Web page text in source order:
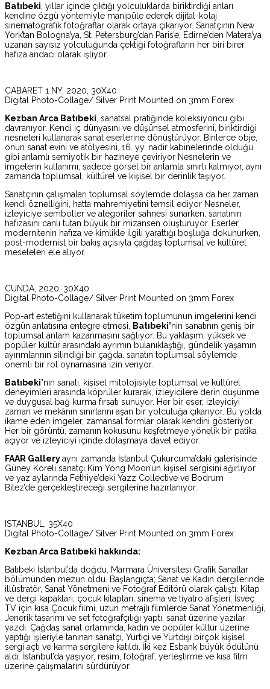
Batıbeki , yıllar içinde çıktığı yolculuklarda biriktirdiği anları
kendine özgü yöntemiyle manipüle ederek dijital-kolaj
sinematografik fotoğraflar olarak ortaya çıkarıyor. Sanatçının New
York’tan Bologna’ya, St. Petersburg’dan Paris’e, Edirne’den Matera’ya
uzanan sayısız yolculuğunda çektiği fotoğrafların her biri birer
hafıza andacı olarak işliyor.
CABARET 1 NY, 2020, 30X40
Digital Photo-Collage/ Silver Print Mounted on 3mm Forex
Kezban Arca Batıbeki , sanatsal pratiğinde koleksiyoncu gibi
davranıyor. Kendi iç dünyasını ve düşünsel atmosferini, biriktirdiği
nesneleri kullanarak sanat eserlerine dönüştürüyor. Binlerce obje,
onun sanat evini ve atölyesini, 16. yy. nadir kabinelerinde olduğu
gibi anlamlı semiyotik bir hazineye çeviriyor Nesnelerin ve
imgelerin kullanımı, sadece görsel bir anlamla sınırlı kalmıyor, aynı
zamanda toplumsal, kültürel ve kişisel bir derinlik taşıyor.
Sanatçının çalışmaları toplumsal söylemde dolaşsa da her zaman
kendi öznelliğini, hatta mahremiyetini temsil ediyor Nesneler,
izleyiciye semboller ve alegoriler sahnesi sunarken, sanatının
hafızasını canlı tutan büyük bir mizansen oluşturuyor. Eserler,
modernitenin hafıza ve kimlikle ilgili yarattığı boşluğa dokunurken,
post-modernist bir bakış açısıyla çağdaş toplumsal ve kültürel
meseleleri ele alıyor.
CUNDA, 2020, 30X40
Digital Photo-Collage/ Silver Print Mounted on 3mm Forex
Pop-art estetiğini kullanarak tüketim toplumunun imgelerini kendi
özgün anlatısına entegre etmesi, Batıbeki’nin sanatının geniş bir
toplumsal anlam kazanmasını sağlıyor. Bu yaklaşım, yüksek ve
popüler kültür arasındaki ayrımın bulanıklaştığı, gündelik yaşamın
ayırımlarının silindiği bir çağda, sanatın toplumsal söylemde
önemli bir rol oynamasına izin veriyor.
Batıbeki’nin sanatı, kişisel mitolojisiyle toplumsal ve kültürel
deneyimleri arasında köprüler kurarak, izleyicilere derin düşünme
ve duygusal bağ kurma fırsatı sunuyor. Her bir eser, izleyiciyi
zaman ve mekânın sınırlarını aşan bir yolculuğa çıkarıyor. Bu yolda
ikame eden imgeler, zamansal formlar olarak kendini gösteriyor.
Her bir görüntü, zamanın kokusunu keşfetmeye yönelik bir patika
açıyor ve izleyiciyi içinde dolaşmaya davet ediyor.
FAAR Galleryaynı zamanda İstanbul Çukurcuma’daki galerisinde
Güney Koreli sanatçı Kim Yong Moon’un kişisel sergisini ağırlıyor
ve yaz aylarında Fethiye’deki Yazz Collective ve Bodrum
Bitez’de gerçekleştireceği sergilerine hazırlanıyor.
ISTANBUL, 35X40
Digital Photo-Collage/ Silver Print Mounted on 3mm Forex
Kezban Arca Batıbeki hakkında:
Batıbeki İstanbul’da doğdu. Marmara Üniversitesi Grafik Sanatlar
bölümünden mezun oldu. Başlangıçta; Sanat ve Kadın dergilerinde
illüstratör, Sanat Yönetmeni ve Fotoğraf Editörü olarak çalıştı. Kitap
ve dergi kapakları, çocuk kitapları, sinema ve tiyatro afişleri, İsveç
TV için kısa Çocuk filmi, uzun metrajlı filmlerde Sanat Yönetmenliği,
Jenerik tasarımı ve set fotoğrafçılığı yaptı, sanat üzerine yazılar
yazdı. Çağdaş sanat ortamında, kadın ve popüler kültür üzerine
yaptığı işleriyle tanınan sanatçı, Yurtiçi ve Yurtdışı birçok kişisel
sergi açtı ve karma sergilere katıldı. İki kez Esbank büyük ödülünü
aldı. İstanbul’da yaşıyor, resim, fotoğraf, yerleştirme ve kısa film
üzerine çalışmalarını sürdürüyor.